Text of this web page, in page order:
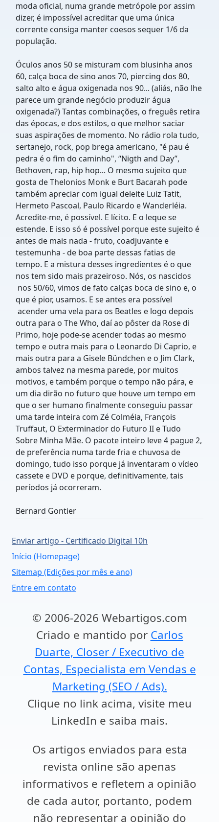
moda oficial, numa grande metrópole por assim
dizer, é impossível acreditar que uma única
corrente consiga manter coesos sequer 1/6 da
população.
Óculos anos 50 se misturam com blusinha anos
60, calça boca de sino anos 70, piercing dos 80,
salto alto e água oxigenada nos 90... (aliás, não lhe
parece um grande negócio produzir água
oxigenada?) Tantas combinações, o freguês retira
das épocas, e dos estilos, o que melhor saciar
suas aspirações de momento. No rádio rola tudo,
sertanejo, rock, pop brega americano, "é pau é
pedra é o fim do caminho", “Nigth and Day”,
Bethoven, rap, hip hop... O mesmo sujeito que
gosta de Thelonios Monk e Burt Bacarah pode
também apreciar com igual deleite Luiz Tatit,
Hermeto Pascoal, Paulo Ricardo e Wanderléia.
Acredite-me, é possível. E lícito. E o leque se
estende. E isso só é possível porque este sujeito é
antes de mais nada - fruto, coadjuvante e
testemunha - de boa parte dessas fatias de
tempo. E a mistura desses ingredientes é o que
nos tem sido mais prazeiroso. Nós, os nascidos
nos 50/60, vimos de fato calças boca de sino e, o
que é pior, usamos. E se antes era possível
acender uma vela para os Beatles e logo depois
outra para o The Who, daí ao pôster da Rose di
Primo, hoje pode-se acender todas ao mesmo
tempo e outra mais para o Leonardo Di Caprio, e
mais outra para a Gisele Bündchen e o Jim Clark,
ambos talvez na mesma parede, por muitos
motivos, e também porque o tempo não pára, e
um dia dirão no futuro que houve um tempo em
que o ser humano finalmente conseguiu passar
uma tarde inteira com Zé Colméia, François
Truffaut, O Exterminador do Futuro II e Tudo
Sobre Minha Mãe. O pacote inteiro leve 4 pague 2,
de preferência numa tarde fria e chuvosa de
domingo, tudo isso porque já inventaram o vídeo
cassete e DVD e porque, definitivamente, tais
períodos já ocorreram.
Bernard Gontier
Enviar artigo - Certificado Digital 10h
Início (Homepage)
Sitemap (Edições por mês e ano)
Entre em contato
© 2006-2026 Webartigos.com
Criado e mantido por Carlos
Duarte, Closer / Executivo de
Contas, Especialista em Vendas e
Marketing (SEO / Ads).
Clique no link acima, visite meu
LinkedIn e saiba mais.
Os artigos enviados para esta
revista online são apenas
informativos e refletem a opinião
de cada autor, portanto, podem
não representar a opinião do